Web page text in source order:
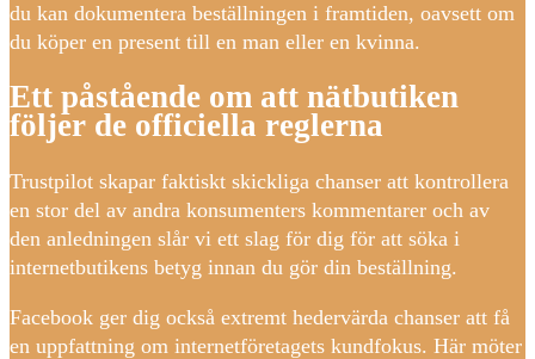
du kan dokumentera beställningen i framtiden, oavsett om
du köper en present till en man eller en kvinna.
Ett påstående om att nätbutiken
följer de officiella reglerna
Trustpilot skapar faktiskt skickliga chanser att kontrollera
en stor del av andra konsumenters kommentarer och av
den anledningen slår vi ett slag för dig för att söka i
internetbutikens betyg innan du gör din beställning.
Facebook ger dig också extremt hedervärda chanser att få
en uppfattning om internetföretagets kundfokus. Här möter